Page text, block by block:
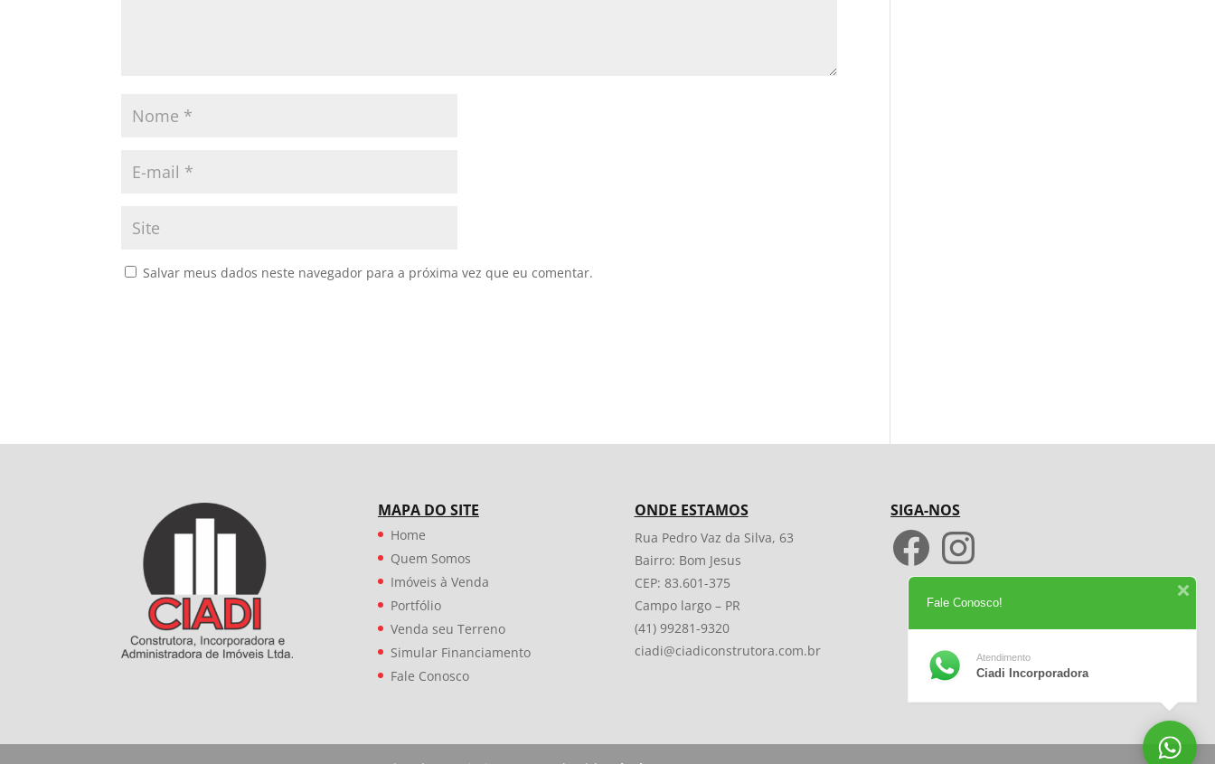
Salvar meus dados neste navegador para a próxima vez que eu comentar.
MAPA DO SITE
Home
Quem Somos
Imóveis à Venda
Portfólio
Venda seu Terreno
Simular Financiamento
Fale Conosco
ONDE ESTAMOS
Rua Pedro Vaz da Silva, 63
Bairro: Bom Jesus
CEP: 83.601-375
Campo largo – PR
(41) 99281-9320
ciadi@ciadiconstrutora.com.br
SIGA-NOS
Facebook Instagram
Fale Conosco!
Atendimento
Ciadi Incorporadora